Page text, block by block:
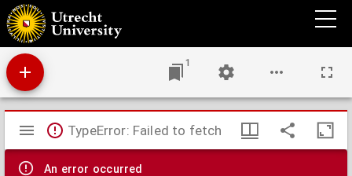
Carte de l'Oceanie comprenant l'Australie, la Polynésie et du grand archipel d'Asie
1
Mirador
viewer
TypeError: Failed to fetch
An error occurred